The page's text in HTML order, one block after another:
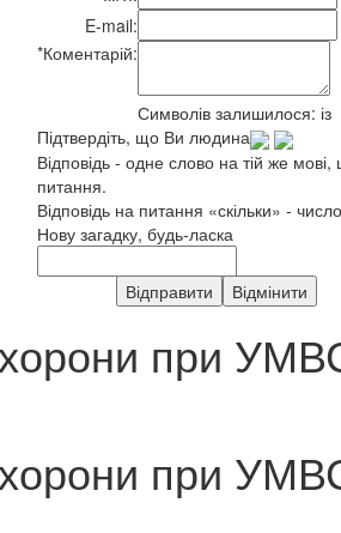
E-mail:
*Коментарій:
Символів залишилося: із
Підтвердіть, що Ви людина
Відповідь - одне слово на тій же
питання.
Відповідь на питання «скільки» - число
Нову загадку, будь-ласка
при УМВС
при УМВС